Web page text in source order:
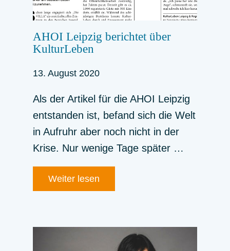
AHOI Leipzig berichtet über
KulturLeben
13. August 2020
Als der Artikel für die AHOI Leipzig
entstanden ist, befand sich die Welt
in Aufruhr aber noch nicht in der
Krise. Nur wenige Tage später …
Weiter lesen